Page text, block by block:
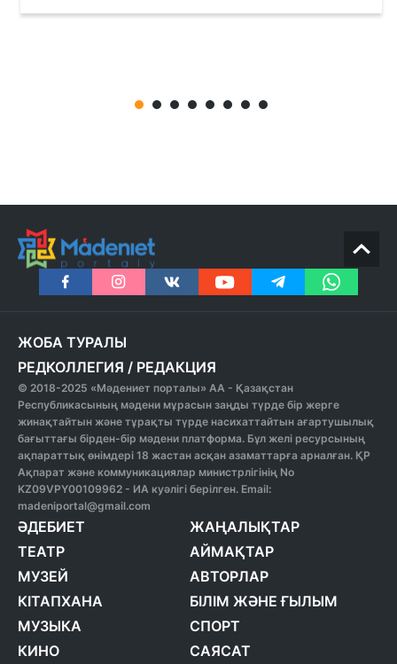
ЖОБА ТУРАЛЫ
РЕДКОЛЛЕГИЯ / РЕДАКЦИЯ
© 2018-2025 «Мәдениет порталы» АА - Қазақстан
Республикасының мәдени мұрасын заңды түрде бір жерге
жинақтайтын және тұрақты түрде насихаттайтын ағартушылық
бағыттағы бірден-бір мәдени платформа. Бұл желі ресурсының
ақпараттық өнімдері 18 жастан асқан азаматтарға арналған. ҚР
Ақпарат және коммуникациялар министрлігінің No
KZ09VPY00109962 - ИА куәлігі берілген. Email:
madeniportal@gmail.com
ӘДЕБИЕТ
ТЕАТР
МУЗЕЙ
КІТАПХАНА
МУЗЫКА
КИНО
ЖАҢАЛЫҚТАР
АЙМАҚТАР
АВТОРЛАР
БІЛІМ ЖӘНЕ ҒЫЛЫМ
СПОРТ
САЯСАТ